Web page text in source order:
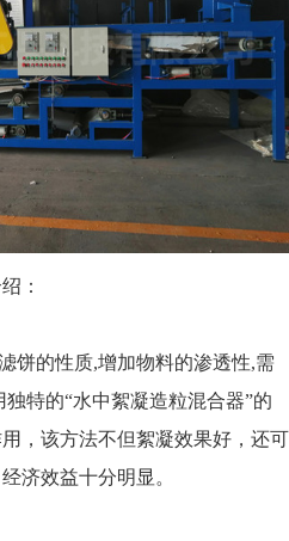
：
饼的性质,增加物料的渗透性,需
特的“水中絮凝造粒混合器”的
，该方法不但絮凝效果好，还可
济效益十分明显。